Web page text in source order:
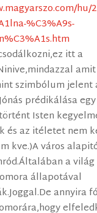
%C3%A9s-
itt a
szimbólum jelent
prédikálása
Isten
és az itéletet nem
kve.)A város
a
állapotával
annyira